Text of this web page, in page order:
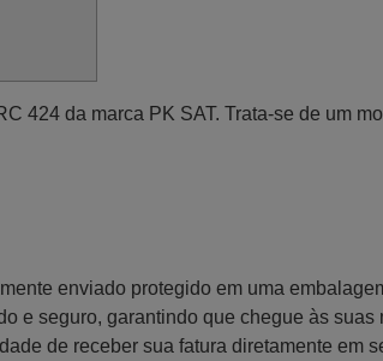
424 da marca PK SAT. Trata-se de um
enviado protegido em uma
e seguro, garantindo que chegue às
de receber sua fatura diretamente em